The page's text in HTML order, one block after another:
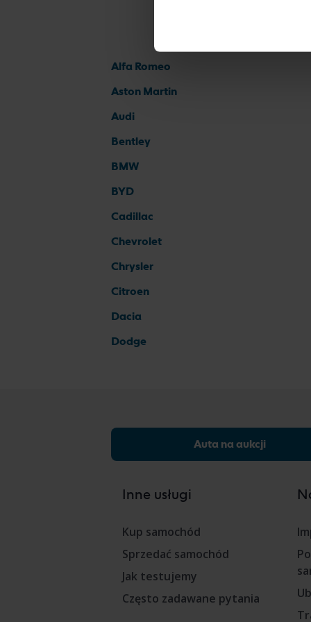
Alfa Romeo
Aston Martin
Audi
Bentley
BMW
BYD
Cadillac
Chevrolet
Chrysler
Citroen
Dacia
Dodge
Auta na aukcji
Inne usługi
Kup samochód
Sprzedać samochód
Jak testujemy
Często zadawane pytania